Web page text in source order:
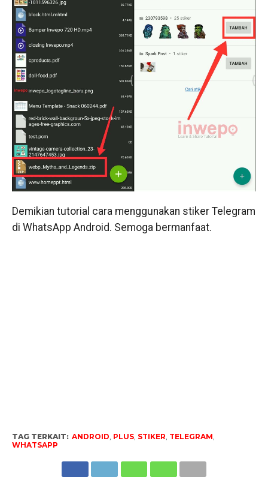
Demikian tutorial cara menggunakan stiker Telegram
di WhatsApp Android. Semoga bermanfaat.
TAG TERKAIT: ANDROID, PLUS, STIKER, TELEGRAM,
WHATSAPP